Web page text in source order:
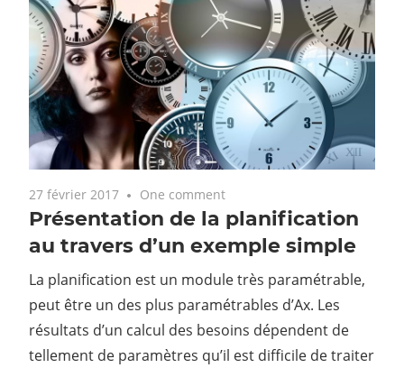
27 février 2017 One comment
Présentation de la planification
au travers d’un exemple simple
La planification est un module très paramétrable,
peut être un des plus paramétrables d’Ax. Les
résultats d’un calcul des besoins dépendent de
tellement de paramètres qu’il est difficile de traiter